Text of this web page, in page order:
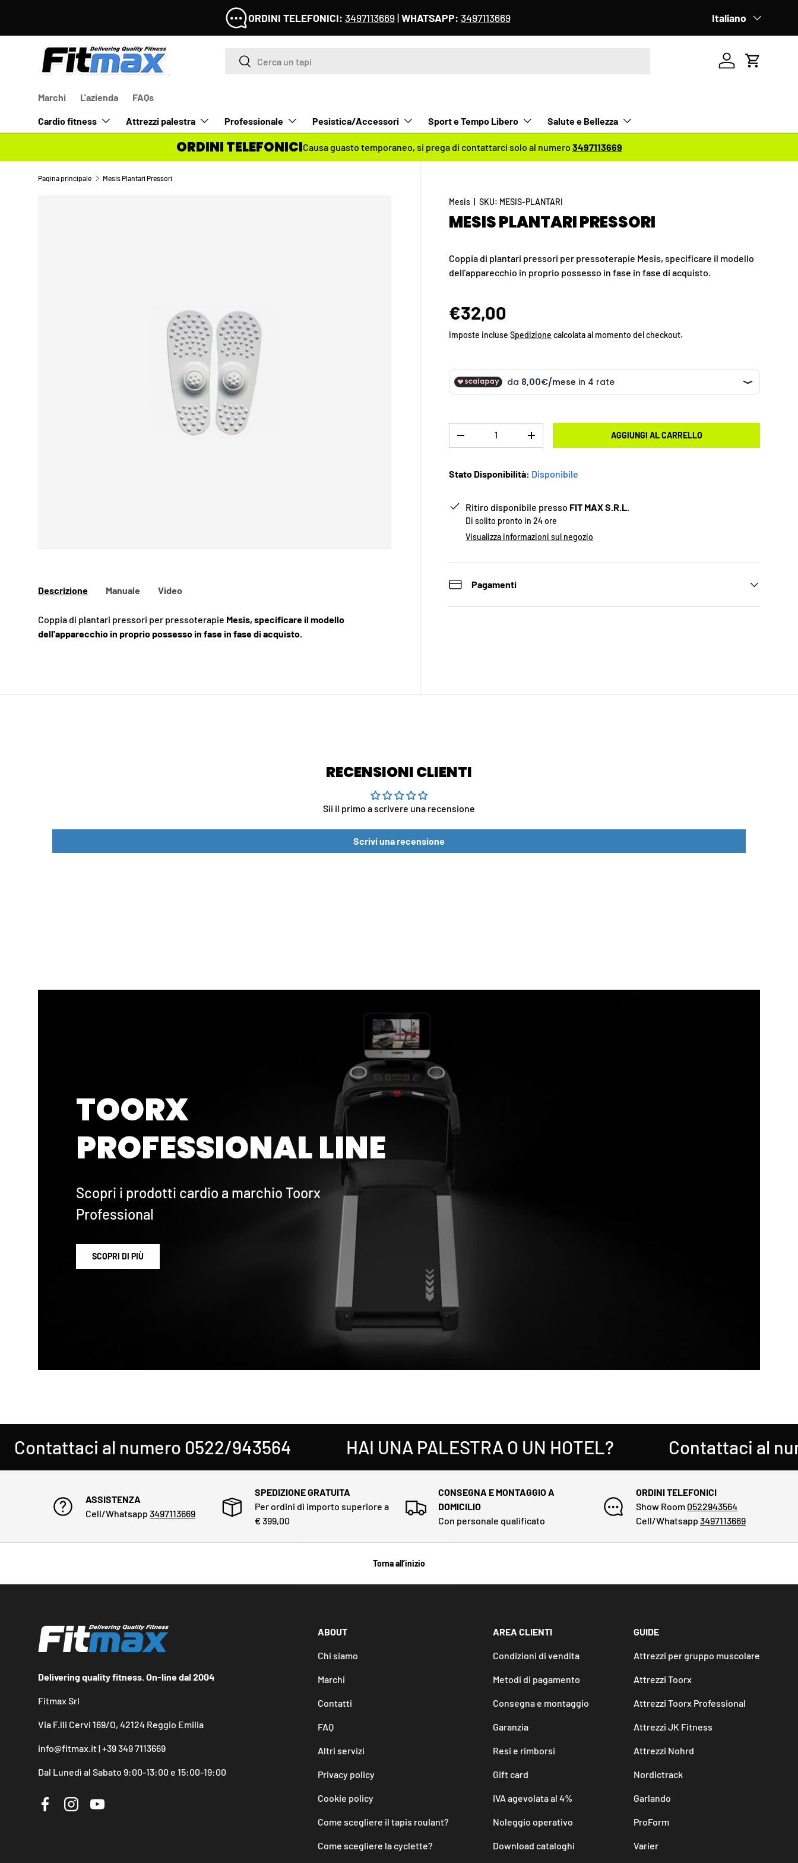
I NOSTRI UFFICI SARANNO CHIUSI DAL 8 AL 18 AGOSTO - Le spedizioni riprenderanno regolarmente daLunedì 17
Lingua
Italiano
Cerca
Cerca
AccediCarrello
Cardio fitness Attrezzi palestra Professionale Pesistica/Accessori Sport e Tempo Libero Salute e Bellezza
Marchi L'azienda FAQs
ORDINI TELEFONICICausa guasto temporaneo, si prega di contattarci solo al numero 3497113669
Pagina principale Mesis Plantari Pressori
Mesis |SKU: MESIS-PLANTARI
MESIS PLANTARI PRESSORI
Coppia di plantari pressori per pressoterapie Mesis, specificare il modello
dell'apparecchio in proprio possesso in fase in fase di acquisto.
€32,00
Imposte incluseSpedizione calcolata al momento del checkout.
-
+ AGGIUNGI AL CARRELLO
Stato Disponibilità: Disponibile
Ritiro disponibile presso FIT MAX S.R.L.
Di solito pronto in 24 ore
Visualizza informazioni sul negozio
Pagamenti
Descrizione Manuale Video
Coppia di plantari pressori per pressoterapie Mesis, specificare il modello
dell'apparecchio in proprio possesso in fase in fase di acquisto.
RECENSIONI CLIENTI
Sii il primo a scrivere una recensione
Scrivi una recensione
TOORX
PROFESSIONAL LINE
Scopri i prodotti cardio a marchio Toorx
Professional
SCOPRI DI PIÙ
al numero 0522/943564 HAI UNA PALESTRA O UN HOTEL? Contattaci al
ASSISTENZA
Cell/Whatsapp 3497113669
SPEDIZIONE GRATUITA
Per ordini di importo superiore a
€ 399,00
CONSEGNA E MONTAGGIO A
DOMICILIO
Con personale qualificato
ORDINI TELEFONICI
Show Room 0522943564
Cell/Whatsapp 3497113669
Torna all’inizio
Delivering quality fitness. On-line dal 2004
Fitmax Srl
Via F.lli Cervi 169/O, 42124 Reggio Emilia
info@fitmax.it | +39 349 7113669
Dal Lunedì al Sabato 9:00-13:00 e 15:00-19:00
FacebookInstagramYouTube
ABOUT
Chi siamo
Marchi
Contatti
FAQ
Altri servizi
Privacy policy
Cookie policy
Come scegliere il tapis roulant?
Come scegliere la cyclette?
AREA CLIENTI
Condizioni di vendita
Metodi di pagamento
Consegna e montaggio
Garanzia
Resi e rimborsi
Gift card
IVA agevolata al 4%
Noleggio operativo
Download cataloghi
GUIDE
Attrezzi per gruppo muscolare
Attrezzi Toorx
Attrezzi Toorx Professional
Attrezzi JK Fitness
Attrezzi Nohrd
Nordictrack
Garlando
ProForm
Varier